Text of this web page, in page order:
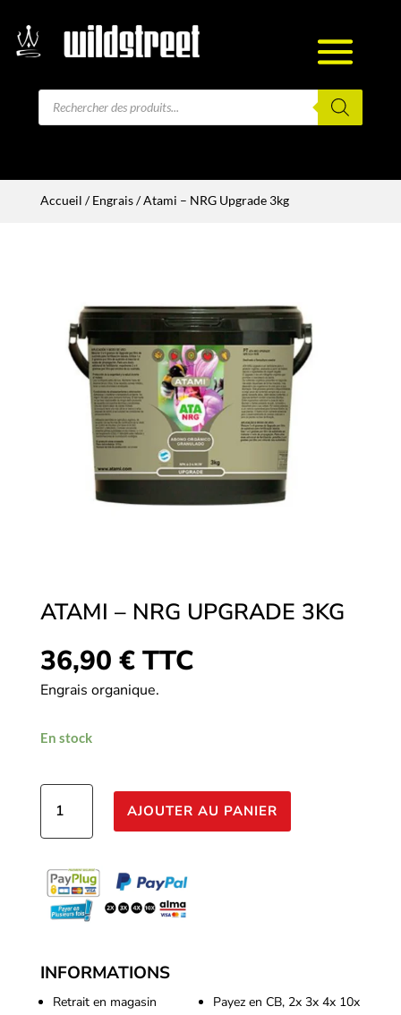
Recherche
Accueil /Engrais/ Atami – NRG Upgrade 3kg
ATAMI – NRG UPGRADE 3KG
36,90 € TTC
Engrais organique.
En stock
quantité
Atami
NRG
Upgrade
3kg
AJOUTER AU PANIER
INFORMATIONS
Retrait en magasin
Payez en CB, 2x 3x 4x 10x